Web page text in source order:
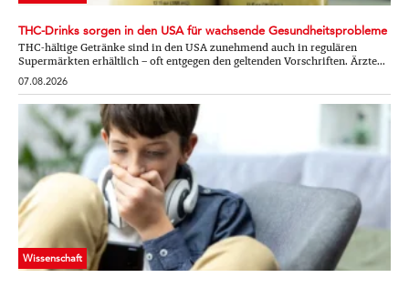
THC-Drinks sorgen in den USA für wachsende Gesundheitsprobleme
THC-hältige Getränke sind in den USA zunehmend auch in regulären
Supermärkten erhältlich – oft entgegen den geltenden Vorschriften. Ärzte...
07.08.2026
Wissenschaft